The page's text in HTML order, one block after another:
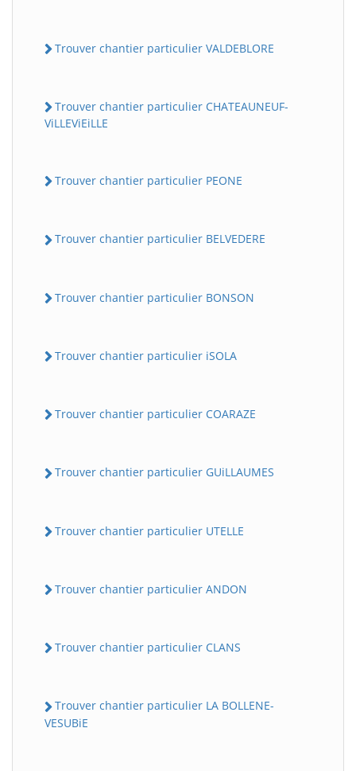
Trouver chantier particulier VALDEBLORE
Trouver chantier particulier CHATEAUNEUF-
ViLLEViEiLLE
Trouver chantier particulier PEONE
Trouver chantier particulier BELVEDERE
Trouver chantier particulier BONSON
Trouver chantier particulier iSOLA
Trouver chantier particulier COARAZE
Trouver chantier particulier GUiLLAUMES
Trouver chantier particulier UTELLE
Trouver chantier particulier ANDON
Trouver chantier particulier CLANS
Trouver chantier particulier LA BOLLENE-
VESUBiE